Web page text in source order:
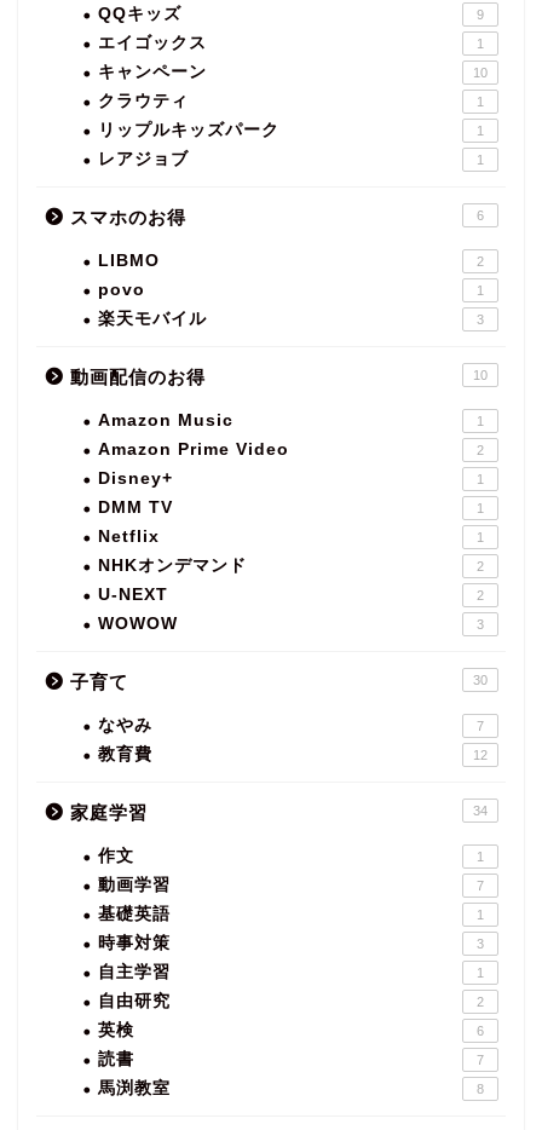
QQキッズ 9
エイゴックス 1
キャンペーン 10
クラウティ 1
リップルキッズパーク 1
レアジョブ 1
スマホのお得 6
LIBMO 2
povo 1
楽天モバイル 3
動画配信のお得 10
Amazon Music 1
Amazon Prime Video 2
Disney+ 1
DMM TV 1
Netflix 1
NHKオンデマンド 2
U-NEXT 2
WOWOW 3
子育て 30
なやみ 7
教育費 12
家庭学習 34
作文 1
動画学習 7
基礎英語 1
時事対策 3
自主学習 1
自由研究 2
英検 6
読書 7
馬渕教室 8